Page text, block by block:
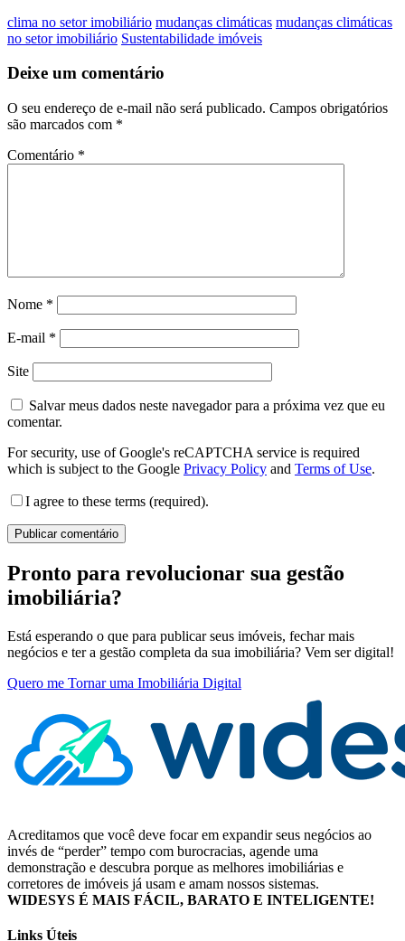
clima no setor imobiliário mudanças climáticas mudanças climáticas
no setor imobiliário Sustentabilidade imóveis
Deixe um comentário
O seu endereço de e-mail não será publicado. Campos obrigatórios
são marcados com *
Comentário *
Nome *
E-mail *
Site
Salvar meus dados neste navegador para a próxima vez que eu
comentar.
For security, use of Google's reCAPTCHA service is required
which is subject to the Google Privacy Policy and Terms of Use.
I agree to these terms (required).
Pronto para revolucionar sua gestão
imobiliária?
Está esperando o que para publicar seus imóveis, fechar mais
negócios e ter a gestão completa da sua imobiliária? Vem ser digital!
Quero me Tornar uma Imobiliária Digital
Acreditamos que você deve focar em expandir seus negócios ao
invés de “perder” tempo com burocracias, agende uma
demonstração e descubra porque as melhores imobiliárias e
corretores de imóveis já usam e amam nossos sistemas.
WIDESYS É MAIS FÁCIL, BARATO E INTELIGENTE!
Links Úteis